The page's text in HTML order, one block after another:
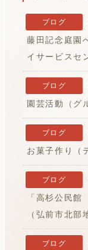
ブログ
藤田記念庭園
イサービスセ
ブログ
園芸活動（グ
ブログ
お菓子作り（
ブログ
「高杉公民
（弘前市北部
ブログ